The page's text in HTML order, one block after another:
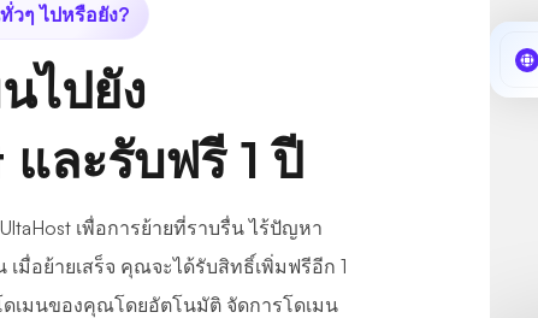
วๆ ไปหรือยัง?
ไปยัง
และรับฟรี 1 ปี
เพื่อการย้ายที่ราบรื่น ไร้ปัญหา
มื่อย้ายเสร็จ คุณจะได้รับสิทธิ์เพิ่มฟรีอีก 1
ดเมนของคุณโดยอัตโนมัติ จัดการโดเมน